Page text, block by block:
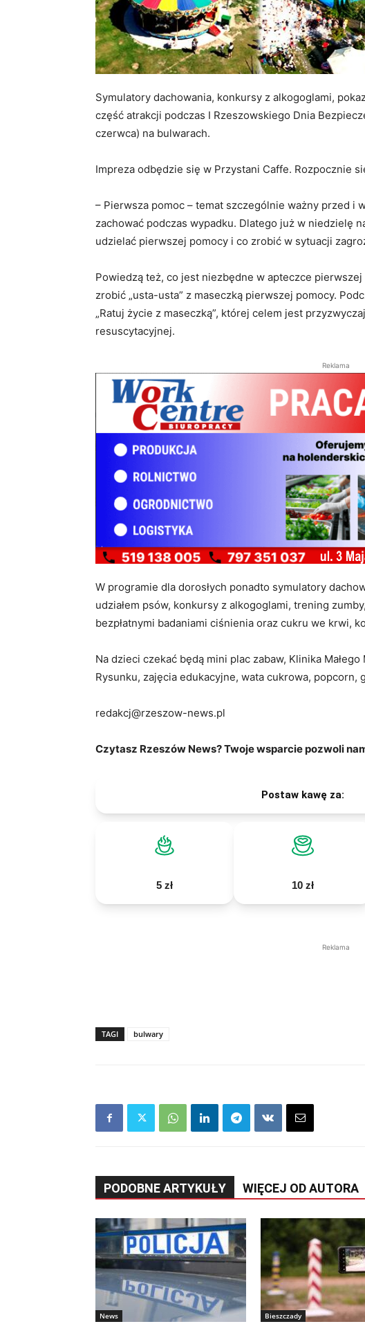
Symulatory dachowania, konkursy z alkogoglami,
część atrakcji podczas I Rzeszowskiego Dnia
czerwca) na bulwarach.
Impreza odbędzie się w Przystani Caffe. Rozpocznie
– Pierwsza pomoc – temat szczególnie ważny przed i
zachować podczas wypadku. Dlatego już w niedzielę
udzielać pierwszej pomocy i co zrobić w sytuacji
Powiedzą też, co jest niezbędne w apteczce
zrobić „usta-usta” z maseczką pierwszej pomocy.
„Ratuj życie z maseczką”, której celem jest
resuscytacyjnej.
Reklama
W programie dla dorosłych ponadto symulatory
udziałem psów, konkursy z alkogoglami, trening
bezpłatnymi badaniami ciśnienia oraz cukru we krwi,
Na dzieci czekać będą mini plac zabaw, Klinika
Rysunku, zajęcia edukacyjne, wata cukrowa, popcorn,
redakcj@rzeszow-news.pl
Czytasz Rzeszów News? Twoje wsparcie pozwoli
Postaw kawę za:
5 zł 10 zł
Reklama
TAGI bulwary
PODOBNE ARTYKUŁY WIĘCEJ OD AUTORA
News Bieszczady